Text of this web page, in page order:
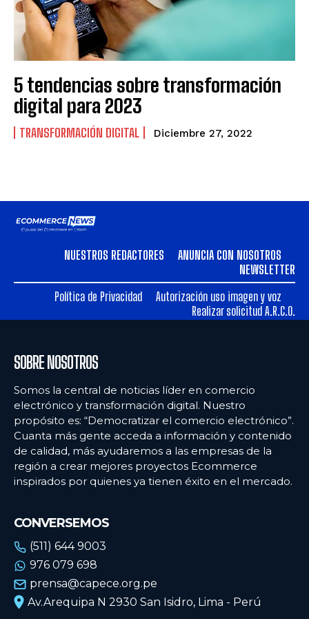
5 tendencias sobre transformación
digital para 2023
TRANSFORMACIÓN DIGITAL Diciembre 27, 2022
NUESTROS REDACTORES
ANUNCIA CON NOSOTROS
NEWSLETTER
Política de Privacidad
Autorización uso imagen y voz
Realizar solicitud A.R.C.O.
SOBRE NOSOTROS
Somos la central de noticias líder en comercio
electrónico y transformación digital. Nuestro
propósito es: “Democratizar el comercio electrónico”.
Cuanta más gente acceda a información y contenido
de calidad, más ayudaremos a las empresas de la
región a crear mejores proyectos Ecommerce
inspirados por quienes ya tienen éxito en el mercado.
CONVERSEMOS
(511) 644 9003
976 079 698
prensa@capece.org.pe
Av.Arequipa N 2930 San Isidro, Lima - Perú